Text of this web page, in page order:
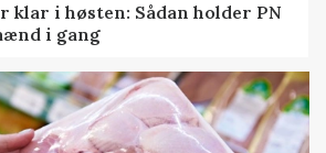
klar i høsten: Sådan holder PN
i gang